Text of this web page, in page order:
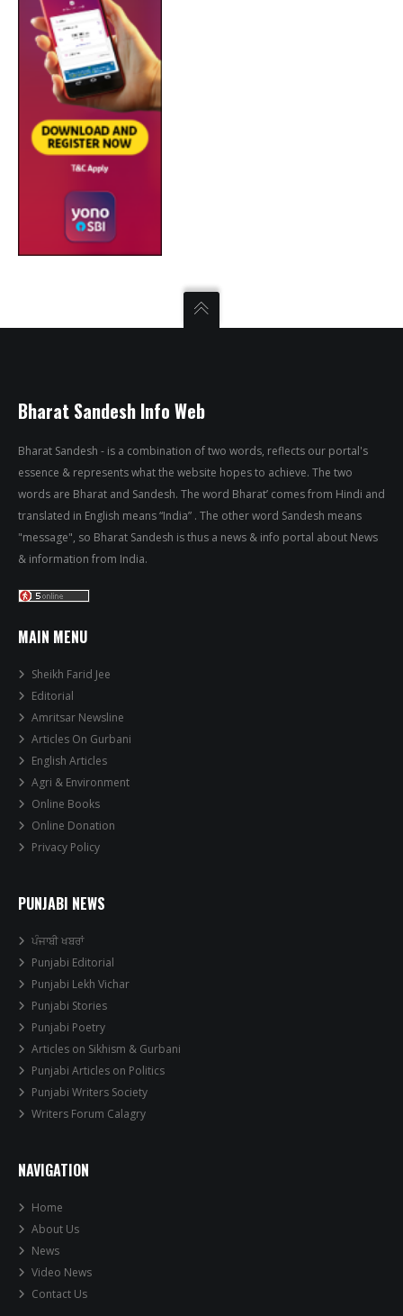
Bharat Sandesh Info Web
Bharat Sandesh - is a combination of two words, reflects our portal's
essence & represents what the website hopes to achieve. The two
words are Bharat and Sandesh. The word Bharat’ comes from Hindi and
translated in English means “India” . The other word Sandesh means
"message", so Bharat Sandesh is thus a news & info portal about News
& information from India.
MAIN MENU
Sheikh Farid Jee
Editorial
Amritsar Newsline
Articles On Gurbani
English Articles
Agri & Environment
Online Books
Online Donation
Privacy Policy
PUNJABI NEWS
ਪੰਜਾਬੀ ਖਬਰਾਂ
Punjabi Editorial
Punjabi Lekh Vichar
Punjabi Stories
Punjabi Poetry
Articles on Sikhism & Gurbani
Punjabi Articles on Politics
Punjabi Writers Society
Writers Forum Calagry
NAVIGATION
Home
About Us
News
Video News
Contact Us